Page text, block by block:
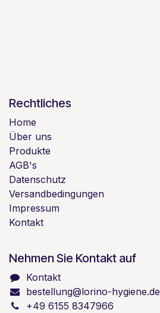
Rechtliches
Home
Über uns
Produkte
AGB's
Datenschutz
Versandbedingungen
Impressum
Kontakt
Nehmen Sie Kontakt auf
Kontakt
bestellung@lorino-hygiene.de
+49 6155 8347966